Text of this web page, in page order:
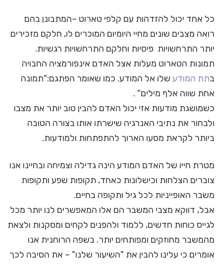
כל אחד יכול להזדהות עם קלפי טארוט –המתבונן בהם
רואה מצבים שונים מחיי היומיום המוכרים לו, חלקם מזכירים
יותר התרחשויות פיסיות וחלקם התרחשויות רגשיות.
תמונות הטארוט מעלות אצל האדם אינפורמציה החבויה
בתת המודע שלו אל המודע. כמו שאומר הפתגם:"תמונה
אחת שווה אלף מילים" .
כשמושגת מודעות אזי יכול האדם להבין טוב יותר את מצבו
ולבחור את נתיבי האנרגיה שישרתו אותו בצורה הטובה
ביותר לקראת מסעו הארוך להתפתחות ולמודעות.
מטרת חייו של האדם המודע הינה גדילה וצמיחה ובחיינו אנו
צוברים הצלחות וכישלונות כאחד, תקופות שפע ותקופות
משבר האופייניות לכל גיל ותקופה בחיים.
אבל, דווקא מצבי המשבר הם אלו המאפשרים לנו יותר מכל
לגייס כוחות חדשים, ללמוד ולהפנים לקחים ומסקנות ולצאת
מהמשבר מחוזקים ומפותחים יותר. בשפה הרוחנית אנו
אומרים כי עלינו להבין את "השיעור שלנו" – את הסיבה לכך